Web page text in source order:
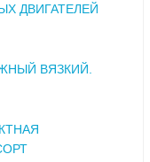
ДВИГАТЕЛЕЙ
ВЯЗКИЙ.